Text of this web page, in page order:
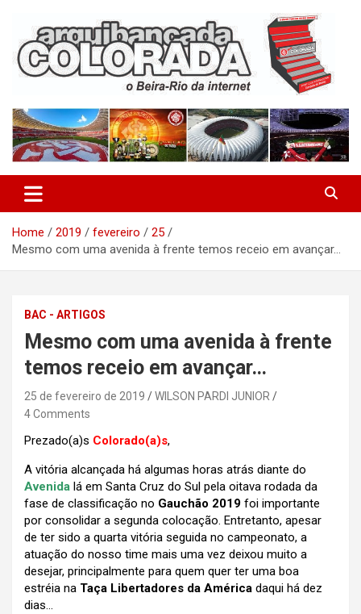
content
Arquibancada Colorada
Home 2019 fevereiro
25
Mesmo com uma avenida à frente temos receio em avançar…
BAC - ARTIGOS
Mesmo com uma avenida à frente
temos receio em avançar…
25 de fevereiro de 2019
WILSON PARDI JUNIOR
4 Comments
Prezado(a)s Colorado(a)s,
A vitória alcançada há algumas horas atrás diante do
Avenida lá em Santa Cruz do Sul pela oitava rodada da
fase de classificação no Gauchão 2019 foi importante
por consolidar a segunda colocação. Entretanto, apesar
de ter sido a quarta vitória seguida no campeonato, a
atuação do nosso time mais uma vez deixou muito a
desejar, principalmente para quem quer ter uma boa
estréia na Taça Libertadores da América daqui há dez
dias…